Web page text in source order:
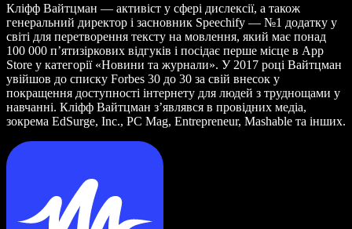
Кліфф Вайтцман — активіст у сфері дислексії, а також
генеральний директор і засновник Speechify — №1 додатку у
світі для перетворення тексту на мовлення, який має понад
100 000 п’ятизіркових відгуків і посідає перше місце в App
Store у категорії «Новини та журнали». У 2017 році Вайтцман
увійшов до списку Forbes 30 до 30 за свій внесок у
покращення доступності інтернету для людей з труднощами у
навчанні. Кліфф Вайтцман з’являвся в провідних медіа,
зокрема EdSurge, Inc., PC Mag, Entrepreneur, Mashable та інших.